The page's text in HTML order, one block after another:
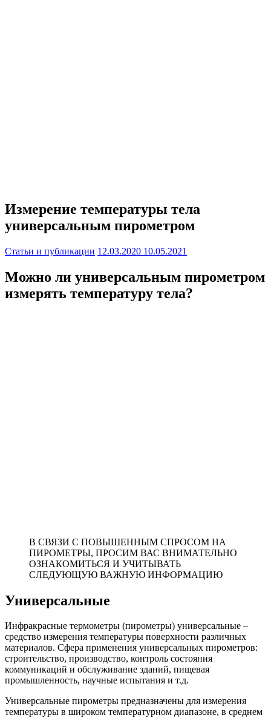
Измерение температуры тела
универсальным пирометром
Статьи и публикации 12.03.2020 10.05.2021
Можно ли универсальным пирометром
измерять температуру тела?
В СВЯЗИ С ПОВЫШЕННЫМ СПРОСОМ НА
ПИРОМЕТРЫ, ПРОСИМ ВАС ВНИМАТЕЛЬНО
ОЗНАКОМИТЬСЯ И УЧИТЫВАТЬ
СЛЕДУЮЩУЮ ВАЖНУЮ ИНФОРМАЦИЮ
Универсальные
Инфракрасные термометры (пирометры) универсальные –
средство измерения температуры поверхности различных
материалов. Сфера применения универсальных пирометров:
строительство, производство, контроль состояния
коммуникаций и обслуживание зданий, пищевая
промышленность, научные испытания и т.д.
Универсальные пирометры предназначены для измерения
температуры в широком температурном диапазоне, в среднем